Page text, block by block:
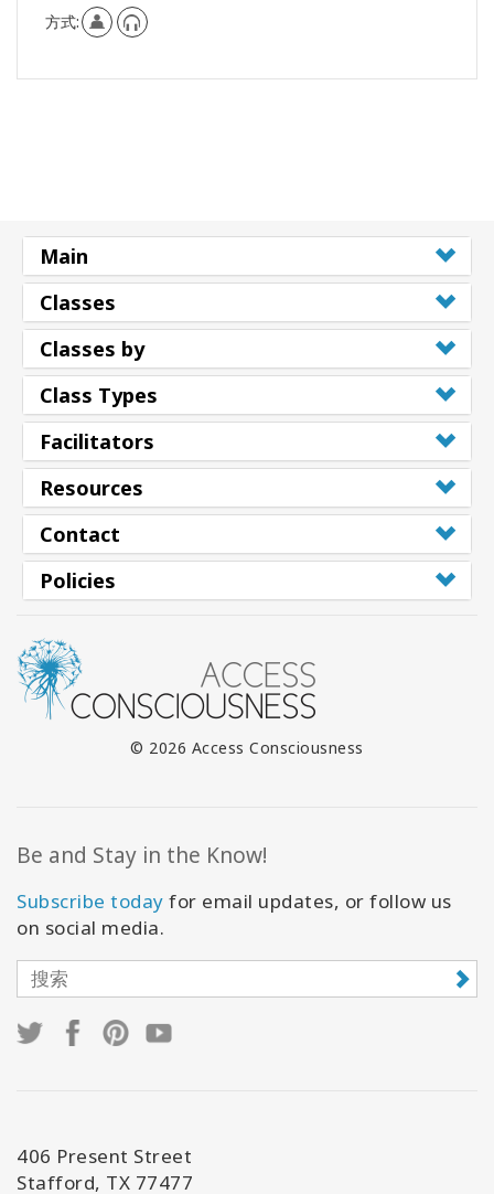
方式:
Main
Classes
Classes by
Class Types
Facilitators
Resources
Contact
Policies
© 2026 Access Consciousness
Be and Stay in the Know!
Subscribe today for email updates, or follow us
on social media.
406 Present Street
Stafford, TX 77477